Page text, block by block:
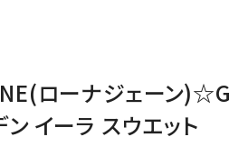
ローナジェーン
イーラ スウエット